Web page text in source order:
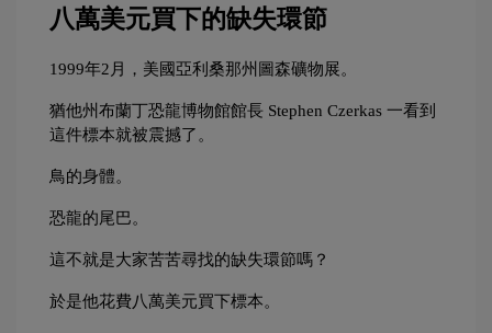
八萬美元買下的缺失環節
1999年2月，美國亞利桑那州圖森礦物展。
猶他州布蘭丁恐龍博物館館長 Stephen Czerkas 一看到
這件標本就被震撼了。
鳥的身體。
恐龍的尾巴。
這不就是大家苦苦尋找的缺失環節嗎？
於是他花費八萬美元買下標本。